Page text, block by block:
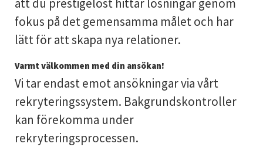
att du prestigelöst hittar lösningar genom
fokus på det gemensamma målet och har
lätt för att skapa nya relationer.
Varmt välkommen med din ansökan!
Vi tar endast emot ansökningar via vårt
rekryteringssystem. Bakgrundskontroller
kan förekomma under
rekryteringsprocessen.